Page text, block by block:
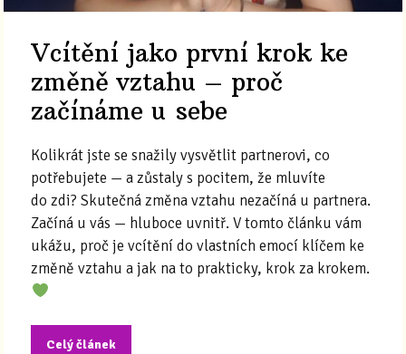
Vcítění jako první krok ke
změně vztahu – proč
začínáme u sebe
Kolikrát jste se snažily vysvětlit partnerovi, co
potřebujete — a zůstaly s pocitem, že mluvíte
do zdi? Skutečná změna vztahu nezačíná u partnera.
Začíná u vás — hluboce uvnitř. V tomto článku vám
ukážu, proč je vcítění do vlastních emocí klíčem ke
změně vztahu a jak na to prakticky, krok za krokem.
Celý článek